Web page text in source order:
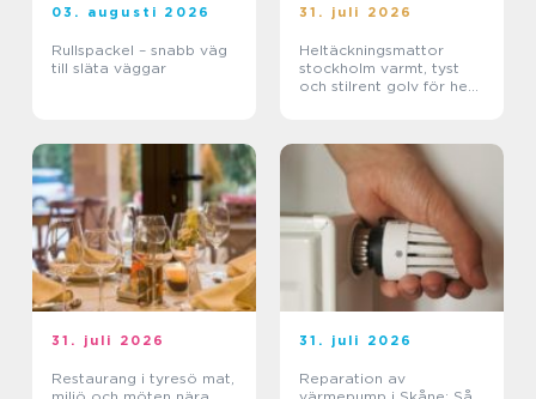
03. augusti 2026
Rullspackel – snabb väg
till släta väggar
31. juli 2026
Heltäckningsmattor
stockholm varmt, tyst
och stilrent golv för hem
31. juli 2026
Restaurang i tyresö mat,
31. juli 2026
Reparation av